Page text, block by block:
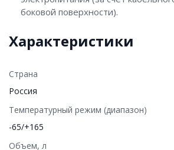
боковой поверхности).
Характеристики
Страна
Россия
Температурный режим (диапазон)
-65/+165
Объем, л